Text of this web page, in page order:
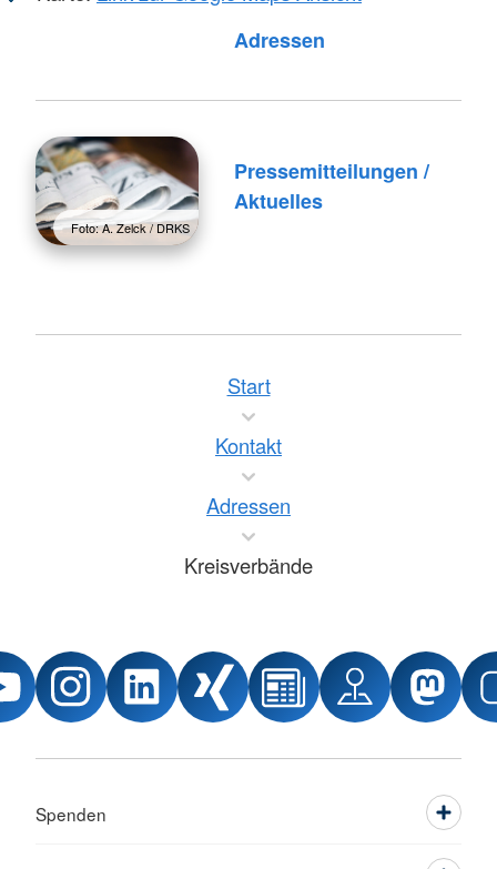
Adressen
Foto: A. Zelck / DRKS
Pressemitteilungen /
Aktuelles
Start
Kontakt
Adressen
Kreisverbände
Spenden